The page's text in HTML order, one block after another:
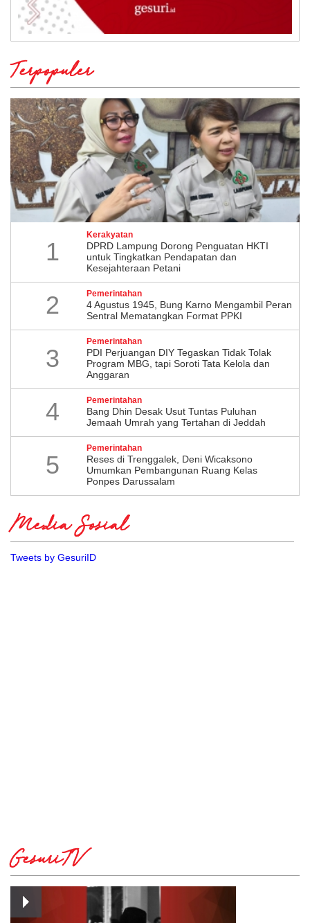
Terpopuler
1
Kerakyatan
DPRD Lampung Dorong Penguatan HKTI
untuk Tingkatkan Pendapatan dan
Kesejahteraan Petani
2 Pemerintahan
4 Agustus 1945, Bung Karno Mengambil Peran
Sentral Mematangkan Format PPKI
3
Pemerintahan
PDI Perjuangan DIY Tegaskan Tidak Tolak
Program MBG, tapi Soroti Tata Kelola dan
Anggaran
4 Pemerintahan
Bang Dhin Desak Usut Tuntas Puluhan
Jemaah Umrah yang Tertahan di Jeddah
5
Pemerintahan
​Reses di Trenggalek, Deni Wicaksono
Umumkan Pembangunan Ruang Kelas
Ponpes Darussalam
Media Sosial
Tweets by GesuriID
GesuriTV